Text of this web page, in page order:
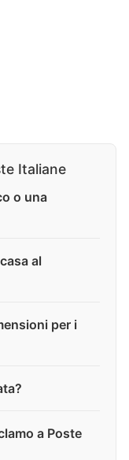
Italiane
o una
al
per i
a Poste